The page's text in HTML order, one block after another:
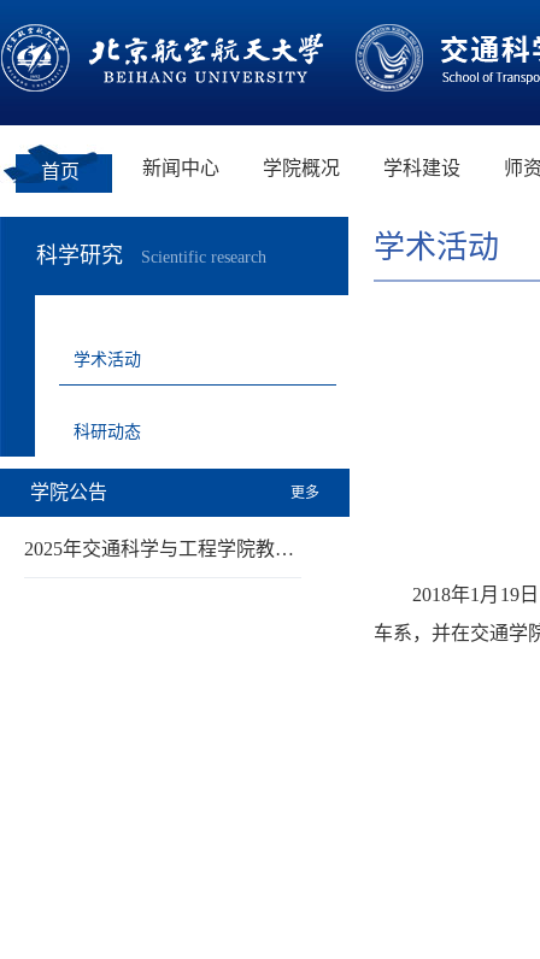
首页 新闻中心 学院概况 学科建设 师
科学研究 Scientific research
学术活动
科研动态
学院公告 更多
2025年交通科学与工程学院教…
学术活动
2018年1 月 19
车系，并在交通学